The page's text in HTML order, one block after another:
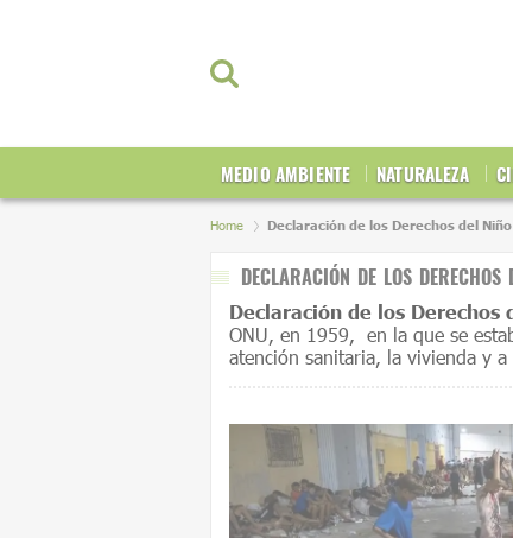
MEDIO AMBIENTE NATURALEZA
Home Declaración de los Derechos del Niño
DECLARACIÓN DE LOS DERECHOS
Declaración de los Derechos
ONU, en 1959, en la que se
atención sanitaria, la vivienda y